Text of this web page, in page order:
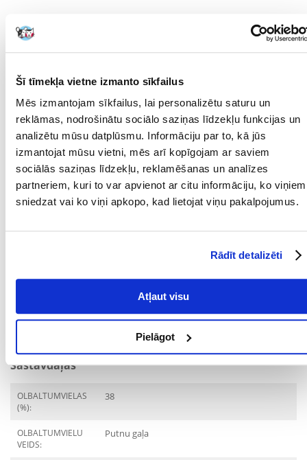
Šī tīmekļa vietne izmanto sīkfailus
Mēs izmantojam sīkfailus, lai personalizētu saturu un
reklāmas, nodrošinātu sociālo saziņas līdzekļu funkcijas un
analizētu mūsu datplūsmu. Informāciju par to, kā jūs
izmantojat mūsu vietni, mēs arī kopīgojam ar saviem
sociālās saziņas līdzekļu, reklamēšanas un analīzes
partneriem, kuri to var apvienot ar citu informāciju, ko viņiem
sniedzat vai ko viņi apkopo, kad lietojat viņu pakalpojumus.
Rādīt detalizēti
Atļaut visu
Pielāgot
Uzturvērtība:
Kopproteīns: 38% - neapstrādātas eļļas un tauki: 20% - Koppelni: 7% -
Kopšķiedra: 2,2%.
Parametri
IEPAKOJUMA SVARS
(KG):
10
PRODUKTU LĪNIJA:
Royal Canin British
Shorthair Kitten
PRODUCENT: ROYAL CANIN
Britu īsspalvainais kaķis
MĀJDZĪVNIEKA
2 mēnešu
Sastāvdaļas
OLBALTUMVIELAS
(%):
38
OLBALTUMVIELU
VEIDS:
Putnu gaļa